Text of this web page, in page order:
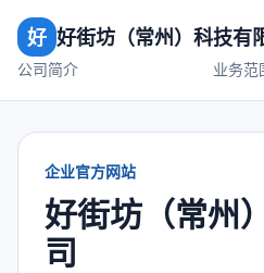
好 好街坊（常州）科技有
公司简介 业务范
企业官方网站
好街坊（常州
司